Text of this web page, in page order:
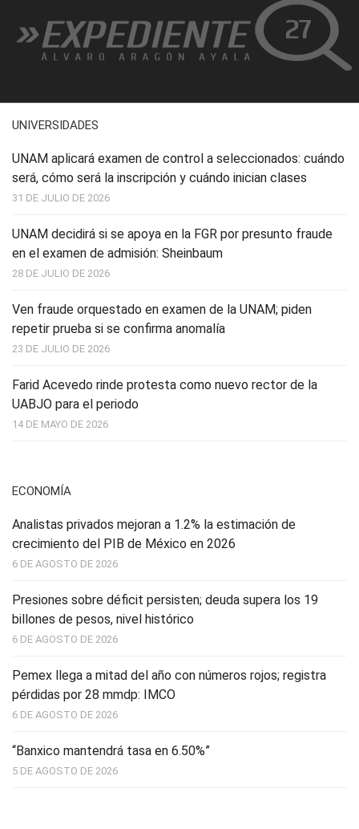
UNIVERSIDADES
UNAM aplicará examen de control a seleccionados: cuándo
será, cómo será la inscripción y cuándo inician clases
31 DE JULIO DE 2026
UNAM decidirá si se apoya en la FGR por presunto fraude
en el examen de admisión: Sheinbaum
28 DE JULIO DE 2026
Ven fraude orquestado en examen de la UNAM; piden
repetir prueba si se confirma anomalía
23 DE JULIO DE 2026
Farid Acevedo rinde protesta como nuevo rector de la
UABJO para el periodo
14 DE MAYO DE 2026
ECONOMÍA
Analistas privados mejoran a 1.2% la estimación de
crecimiento del PIB de México en 2026
6 DE AGOSTO DE 2026
Presiones sobre déficit persisten; deuda supera los 19
billones de pesos, nivel histórico
6 DE AGOSTO DE 2026
Pemex llega a mitad del año con números rojos; registra
pérdidas por 28 mmdp: IMCO
6 DE AGOSTO DE 2026
“Banxico mantendrá tasa en 6.50%”
5 DE AGOSTO DE 2026